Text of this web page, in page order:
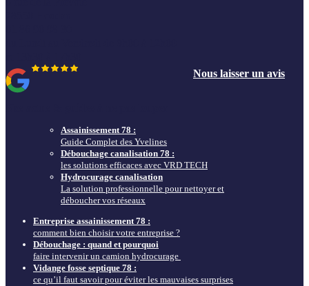
Nous laisser un avis
Assainissement 78 :
Guide Complet des Yvelines
Débouchage canalisation 78 :
les solutions efficaces avec VRD TECH
Hydrocurage canalisation
La solution professionnelle pour nettoyer et
déboucher vos réseaux
Entreprise assainissement 78 :
comment bien choisir votre entreprise ?
Débouchage : quand et pourquoi
faire intervenir un camion hydrocurage
Vidange fosse septique 78 :
ce qu’il faut savoir pour éviter les mauvaises surprises